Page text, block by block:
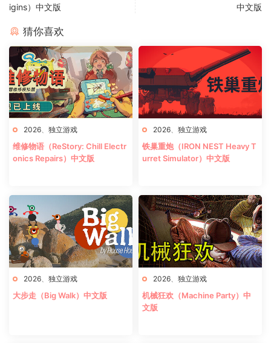
igins）中文版
中文版
猜你喜欢
2026 独立游戏
维修物语（ReStory: Chill Electr
onics Repairs）中文版
2026 独立游戏
铁巢重炮（IRON NEST Heavy T
urret Simulator）中文版
2026 独立游戏
大步走（Big Walk）中文版
2026 独立游戏
机械狂欢（Machine Party）中
文版